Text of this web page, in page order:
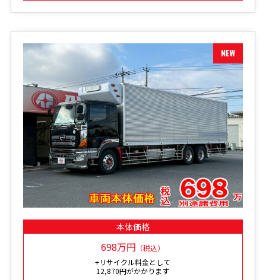
本体価格
698万円 （税込）
+リサイクル料金として
12,870円がかかります